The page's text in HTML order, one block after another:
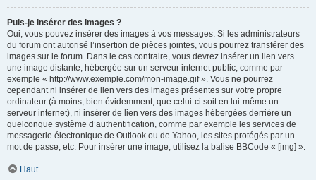
Puis-je insérer des images ?
Oui, vous pouvez insérer des images à vos messages. Si les administrateurs
du forum ont autorisé l’insertion de pièces jointes, vous pourrez transférer des
images sur le forum. Dans le cas contraire, vous devrez insérer un lien vers
une image distante, hébergée sur un serveur internet public, comme par
exemple « http://www.exemple.com/mon-image.gif ». Vous ne pourrez
cependant ni insérer de lien vers des images présentes sur votre propre
ordinateur (à moins, bien évidemment, que celui-ci soit en lui-même un
serveur internet), ni insérer de lien vers des images hébergées derrière un
quelconque système d’authentification, comme par exemple les services de
messagerie électronique de Outlook ou de Yahoo, les sites protégés par un
mot de passe, etc. Pour insérer une image, utilisez la balise BBCode « [img] ».
Haut